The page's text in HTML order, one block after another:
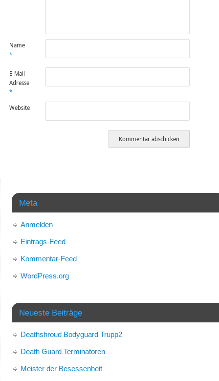
Name
*
E-Mail-
Adresse
*
Website
Meta
Anmelden
Eintrags-Feed
Kommentar-Feed
WordPress.org
Neueste Beiträge
Deathshroud Bodyguard Trupp2
Death Guard Terminatoren
Meister der Besessenheit